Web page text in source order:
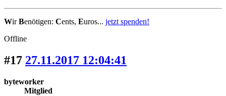
WirBenötigen: Cents, Euros... jetzt spenden!
Offline
#17 27.11.2017 12:04:41
byteworker
Mitglied